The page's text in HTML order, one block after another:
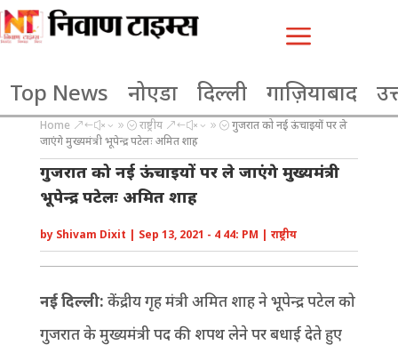
a
Top News नोएडा दिल्ली गाज़ियाबाद
Home &#x39; राष्ट्रीय &#x39; गुजरात को नई ऊंचाइयों पर ले
जाएंगे मुख्यमंत्री भूपेन्द्र पटेलः अमित शाह
गुजरात को नई ऊंचाइयों पर ले जाएंगे मुख्यमंत्री
भूपेन्द्र पटेलः अमित शाह
by Shivam Dixit | Sep 13, 2021 - 4 44: PM | राष्ट्रीय
नई दिल्ली: केंद्रीय गृह मंत्री अमित शाह ने भूपेन्द्र पटेल को
गुजरात के मुख्यमंत्री पद की शपथ लेने पर बधाई देते हुए